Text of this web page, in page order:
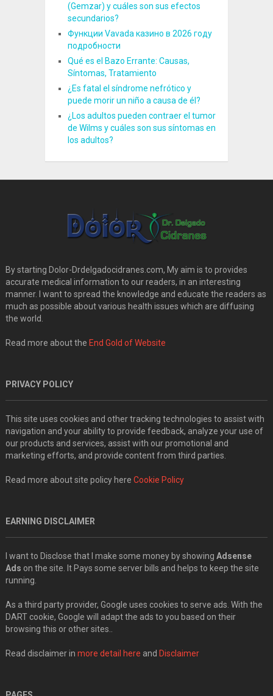
(Gemzar) y cuáles son sus efectos
secundarios?
Функции Vavada казино в 2026 году
подробности
Qué es el Bazo Errante: Causas,
Síntomas, Tratamiento
¿Es fatal el síndrome nefrótico y
puede morir un niño a causa de él?
¿Los adultos pueden contraer el tumor
de Wilms y cuáles son sus síntomas en
los adultos?
By starting Dolor-Drdelgadocidranes.com, My aim is to provides
accurate medical information to our readers, in an interesting
manner. I want to spread the knowledge and educate the readers as
much as possible about various health issues which are diffusing
the world.
Read more about the End Gold of Website
PRIVACY POLICY
This site uses cookies and other tracking technologies to assist with
navigation and your ability to provide feedback, analyze your use of
our products and services, assist with our promotional and
marketing efforts, and provide content from third parties.
Read more about site policy here Cookie Policy
EARNING DISCLAIMER
I want to Disclose that I make some money by showing Adsense
Ads on the site. It Pays some server bills and helps to keep the site
running.
As a third party provider, Google uses cookies to serve ads. With the
DART cookie, Google will adapt the ads to you based on their
browsing this or other sites..
Read disclaimer in more detail here and Disclaimer